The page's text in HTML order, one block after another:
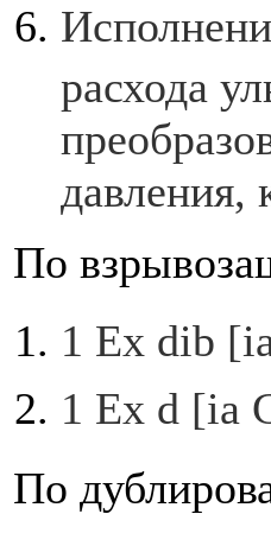
расхода
давления,
По
1 Ex dib
1 Ex d [ia
По